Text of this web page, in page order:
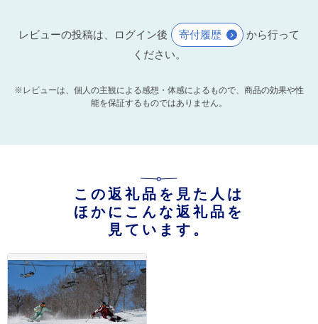
レビューの投稿は、ログイン後 寄付履歴
から行って
ください。
※レビューは、個人の主観による感想・体感によるもので、商品の効果や性
能を保証するものではありません。
この返礼品を見た人は
ほかにこんな返礼品を
見ています。